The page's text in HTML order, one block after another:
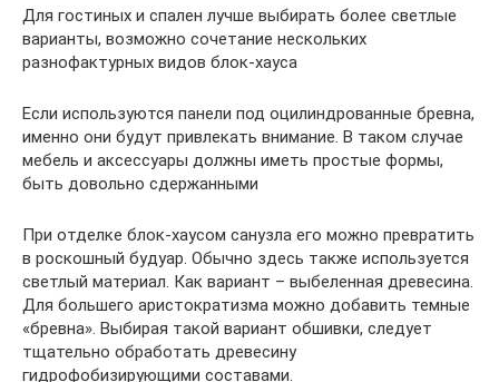
Для гостиных и спален лучше выбирать более светлые
варианты, возможно сочетание нескольких
разнофактурных видов блок-хауса
Если используются панели под оцилиндрованные бревна,
именно они будут привлекать внимание. В таком случае
мебель и аксессуары должны иметь простые формы,
быть довольно сдержанными
При отделке блок-хаусом санузла его можно превратить
в роскошный будуар. Обычно здесь также используется
светлый материал. Как вариант – выбеленная древесина.
Для большего аристократизма можно добавить темные
«бревна». Выбирая такой вариант обшивки, следует
тщательно обработать древесину
гидрофобизирующими составами.